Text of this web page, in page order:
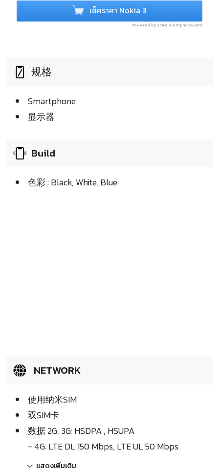
เช็คราคา Nokia 3
Powered by store.siamphone.com
规格
Smartphone
显示器
Build
色彩 : Black, White, Blue
NETWORK
使用纳米SIM
双SIM卡
数据 2G, 3G: HSDPA , HSUPA
- 4G: LTE DL 150 Mbps, LTE UL 50 Mbps
แสดงเพิ่มเติม